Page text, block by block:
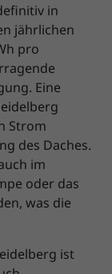
in
jährlichen
pro
Eine
Strom
des Daches.
im
oder das
was die
ist